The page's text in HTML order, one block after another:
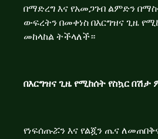
በማድረግ እና የአመጋገብ ልምድን
ውፍረትን በመቀነስ በእርግዝና ጊዜ
መከላከል ትችላለች።
በእርግዝና ጊዜ የሚከሰት የስኳር
የነፍሰጡሯን እና የልጇን ጤና